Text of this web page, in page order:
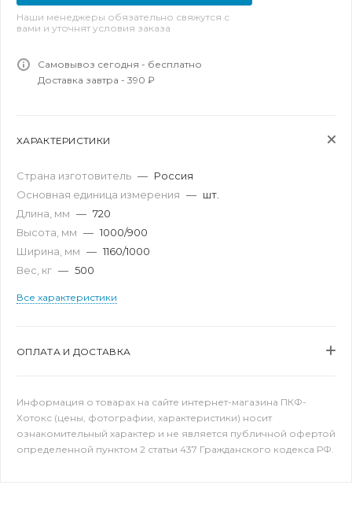
Наши менеджеры обязательно свяжутся с
вами и уточнят условия заказа
Самовывоз сегодня - бесплатно
Доставка завтра - 390 ₽
ХАРАКТЕРИСТИКИ
Страна изготовитель — Россия
Основная единица измерения — шт.
Длина, мм — 720
Высота, мм — 1000/900
Ширина, мм — 1160/1000
Вес, кг — 500
Все характеристики
ОПЛАТА И ДОСТАВКА
Информация о товарах на сайте интернет-магазина ПКФ-
Хотокс (цены, фотографии, характеристики) носит
ознакомительный характер и не является публичной офертой
определенной пунктом 2 статьи 437 Гражданского кодекса РФ.